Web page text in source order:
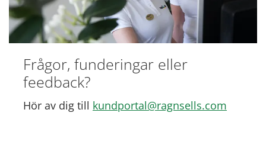
Frågor, funderingar eller
feedback?
Hör av dig till kundportal@ragnsells.com